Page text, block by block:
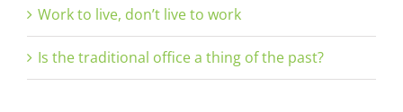
Work to live, don’t live to work
Is the traditional office a thing of the past?